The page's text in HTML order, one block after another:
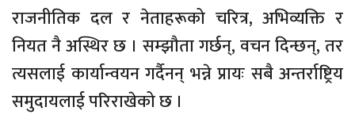
राजनीतिक दल र नेताहरूको चरित्र, अभिव्यक्ति र
नियत नै अस्थिर छ । सम्झौता गर्छन्, वचन दिन्छन्, तर
त्यसलाई कार्यान्वयन गर्दैनन् भन्ने प्रायः सबै अन्तर्राष्ट्रिय
समुदायलाई परिराखेको छ ।